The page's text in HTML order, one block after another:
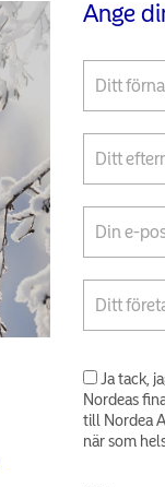
Ange
Ja tack,
Nordeas
till Nordea
när som